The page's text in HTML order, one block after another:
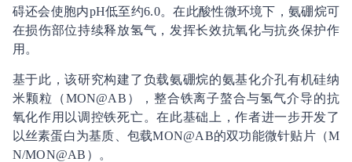
碍还会使胞内pH低至约6.0。在此酸性微环境下，氨硼烷可
在损伤部位持续释放氢气，发挥长效抗氧化与抗炎保护作
用。
基于此，该研究构建了负载氨硼烷的氨基化介孔有机硅纳
米颗粒（MON@AB），整合铁离子螯合与氢气介导的抗
氧化作用以调控铁死亡。在此基础上，作者进一步开发了
以丝素蛋白为基质、包载MON@AB的双功能微针贴片（M
N/MON@AB）。